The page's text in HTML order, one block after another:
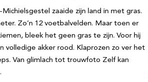
zaaide zijn land in met gras.
Zo’n 12 voetbalvelden. Maar toen er
bleek het geen gras te zijn. Voor hij
volledige akker rood. Klaprozen zo ver het
Van glimlach tot trouwfoto Zelf kan